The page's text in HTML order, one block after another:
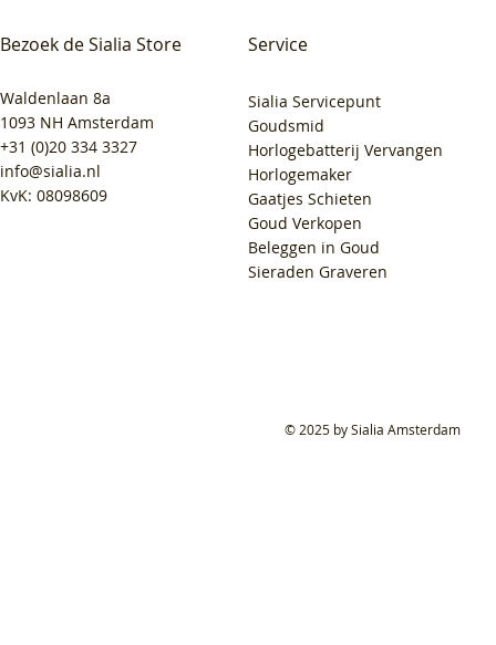
Bezoek de Sialia Store
Waldenlaan 8a
1093 NH Amsterdam
+31 (0)20 334 3327
info@sialia.nl
KvK: 08098609
Service
Sialia Servicepunt
Goudsmid
Horlogebatterij Vervangen
Horlogemaker
Gaatjes Schieten
Goud Verkopen
Beleggen in Goud
Sieraden Graveren
© 2025 by Sialia Amsterdam